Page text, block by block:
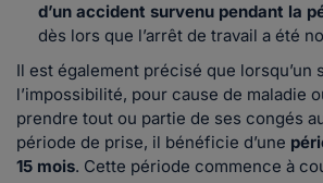
d’un accident survenu pendant la
dès lors que l’arrêt de travail a été
Il est également précisé que lorsqu’un
l’impossibilité, pour cause de maladie
prendre tout ou partie de ses congés
période de prise, il bénéficie d’une
15 mois. Cette période commence à